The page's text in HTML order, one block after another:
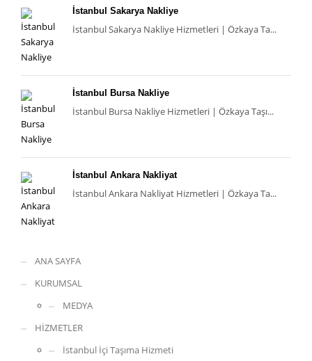
İstanbul Sakarya Nakliye
İstanbul Sakarya Nakliye Hizmetleri | Özkaya Ta...
İstanbul Bursa Nakliye
İstanbul Bursa Nakliye Hizmetleri | Özkaya Taşı...
İstanbul Ankara Nakliyat
İstanbul Ankara Nakliyat Hizmetleri | Özkaya Ta...
ANA SAYFA
KURUMSAL
MEDYA
HİZMETLER
İstanbul İçi Taşıma Hizmeti